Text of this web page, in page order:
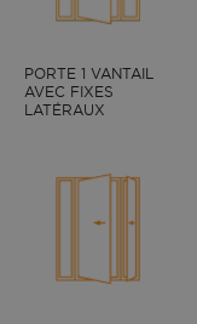
PORTE 1 VANTAIL
AVEC FIXES
LATÉRAUX